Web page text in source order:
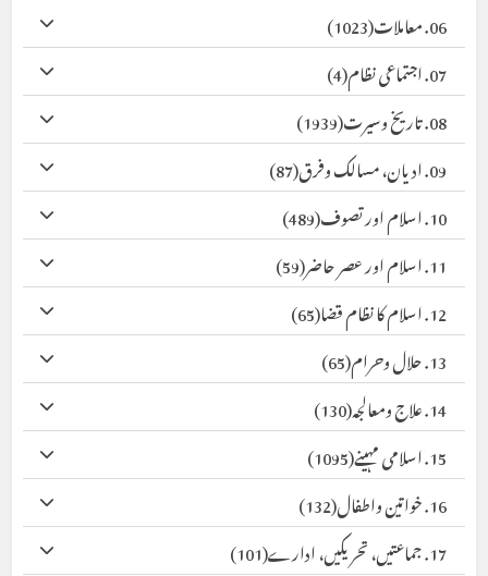
06. معاملات
(1023)
07. اجتماعی نظام
(4)
08. تاریخ وسیرت
(1939)
09. ادیان، مسالک وفرق
(87)
10. اسلام اور تصوف
(489)
11. اسلام اور عصر حاضر
(59)
12. اسلام کا نظام قضا
(65)
13. حلال وحرام
(65)
14. علاج ومعالجہ
(130)
15. اسلامی مہینے
(1095)
16. خواتین واطفال
(132)
17. جماعتیں، تحریکیں، ادارے
(101)